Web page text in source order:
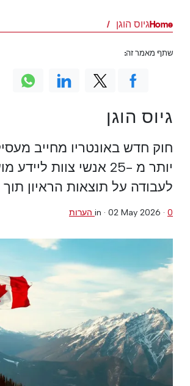
Homeגיוס הוגן
גיוס הוגן
חוק חדש באונטריו מחייב
יותר מ -25 אנשי צוות
לעבודה על תוצאות הראיון תוך 45 יום.
in · 02 May 2026 · 0 הערות
שתף מאמר זה: